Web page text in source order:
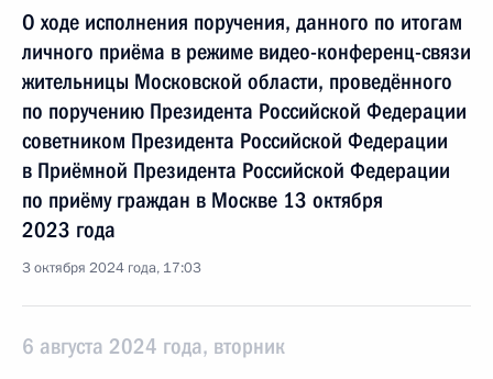
О ходе исполнения поручения, данного по итогам
личного приёма в режиме видео-конференц-связи
жительницы Московской области, проведённого
по поручению Президента Российской Федерации
советником Президента Российской Федерации
в Приёмной Президента Российской Федерации
по приёму граждан в Москве 13 октября
2023 года
3 октября 2024 года, 17:03
6 августа 2024 года, вторник